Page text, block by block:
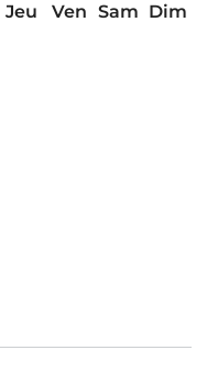
Jeu Ven Sam Dim